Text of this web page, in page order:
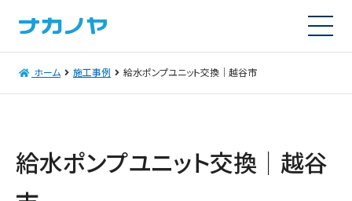
ホーム 施工事例 給水ポンプユニット交換｜越谷市
給水ポンプユニット交換｜越谷